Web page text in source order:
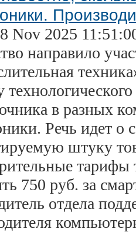
Nov 2025
направило
в разных
Речь идет о
штуку
тарифы
750 руб. за
отдела